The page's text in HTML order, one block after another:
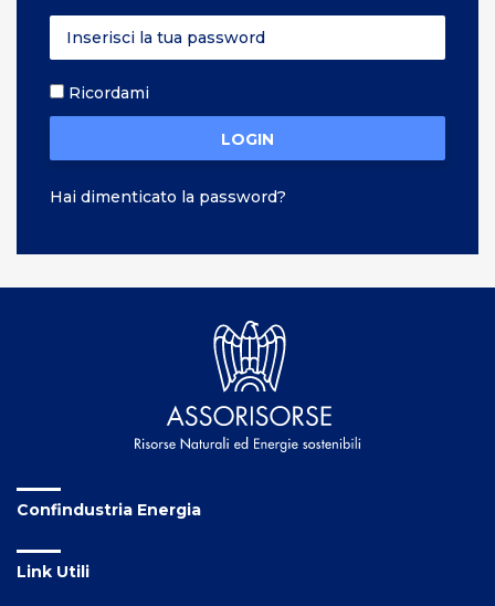
Ricordami
LOGIN
Hai dimenticato la password?
Confindustria Energia
Link Utili